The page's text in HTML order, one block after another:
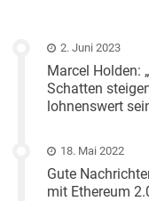
2. Juni 2023
Marcel Holden:
Schatten
lohnenswert
18. Mai 2022
Gute
mit Ethereum